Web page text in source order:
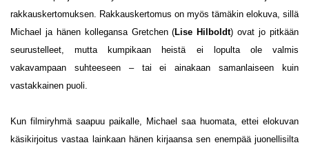
rakkauskertomuksen. Rakkauskertomus on myös tämäkin elokuva, sillä
Michael ja hänen kollegansa Gretchen (Lise Hilboldt) ovat jo pitkään
seurustelleet, mutta kumpikaan heistä ei lopulta ole valmis
vakavampaan suhteeseen – tai ei ainakaan samanlaiseen kuin
vastakkainen puoli.
Kun filmiryhmä saapuu paikalle, Michael saa huomata, ettei elokuvan
käsikirjoitus vastaa lainkaan hänen kirjaansa sen enempää juonellisilta